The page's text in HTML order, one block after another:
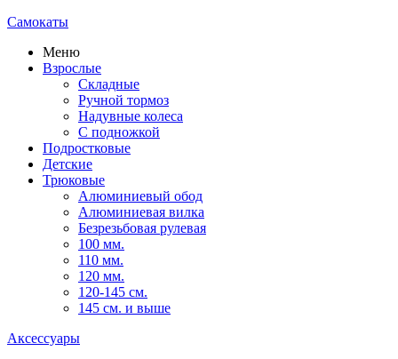
Самокаты
Меню
Взрослые
Складные
Ручной тормоз
Надувные колеса
С подножкой
Подростковые
Детские
Трюковые
Алюминиевый обод
Алюминиевая вилка
Безрезьбовая рулевая
100 мм.
110 мм.
120 мм.
120-145 см.
145 см. и выше
Аксессуары